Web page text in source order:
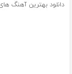
دانلود بهترین آهنگ